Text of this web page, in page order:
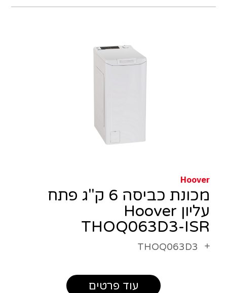
Hoover
מכונת כביסה 6 ק"ג פתח
עליון Hoover
THOQ063D3-ISR
THOQ063D3
עוד פרטים